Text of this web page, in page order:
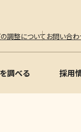
調整について お問い合
調べる 採用